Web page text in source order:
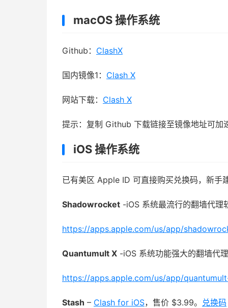
macOS 操作系统
Github： ClashX
国内镜像1： Clash X
网站下载： Clash X
提示：复制 Github 下载链接至镜像地址可加
iOS 操作系统
已有美区 Apple ID 可直接购买兑换码，新手
Shadowrocket -iOS 系统最流行的翻墙代理
https://apps.apple.com/us/app/
Quantumult X -iOS 系统功能强大的翻墙代
https://apps.apple.com/us/app/
Stash – Clash for iOS，售价 $3.99。 兑换码